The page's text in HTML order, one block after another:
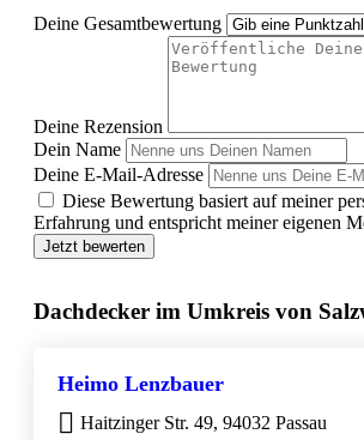
Deine Gesamtbewertung
Deine Rezension
Dein Name
Deine E-Mail-Adresse
Diese Bewertung basiert auf meiner
Erfahrung und entspricht meiner eigenen
Jetzt bewerten
Dachdecker im Umkreis von
Heimo Lenzbauer
Haitzinger Str. 49, 94032 Passau